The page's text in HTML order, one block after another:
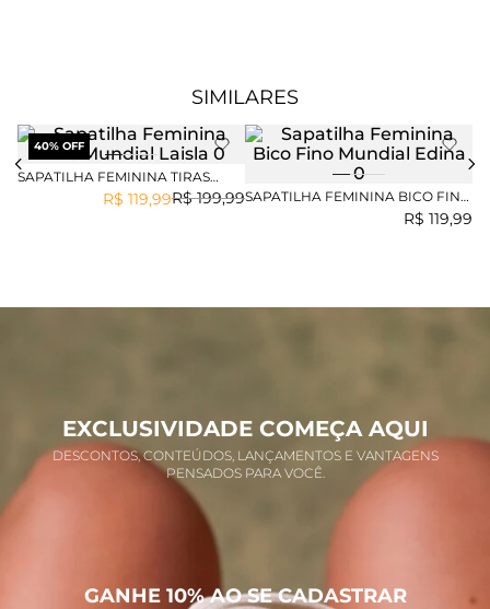
SIMILARES
40% OFF
SAPATILHA FEMININA TIRAS
MUNDIAL LAISLA
R$ 199,99
R$ 119,99
SAPATILHA FEMININA BICO FINO
R$ 119,99
EXCLUSIVIDADE COMEÇA AQUI
DESCONTOS, CONTEÚDOS, LANÇAMENTOS E VANTAGENS
PENSADOS PARA VOCÊ.
GANHE 10% AO SE CADASTRAR